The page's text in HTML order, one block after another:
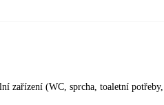
zařízení (WC, sprcha, toaletní